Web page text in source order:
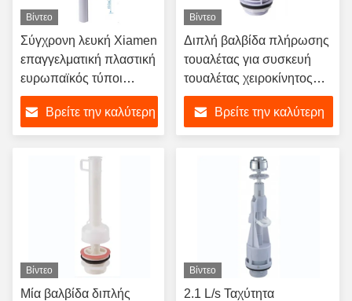
Βίντεο
Σύγχρονη λευκή Xiamen
επαγγελματική πλαστική
ευρωπαϊκός τύποι
τουαλέτα γεμίστε
βαλβίδα δεξαμενή
τοποθέτηση
Βρείτε την καλύτερη
Βίντεο
Διπλή βαλβίδα πλήρωσης
τουαλέτας για συσκευή
τουαλέτας χειροκίνητος
ελέγχου Ταχύτητα
εξάντλησης ≥2,3L/S
Βρείτε την καλύτερη
Βίντεο
Μία βαλβίδα διπλής
Βίντεο
2.1 L/s Ταχύτητα